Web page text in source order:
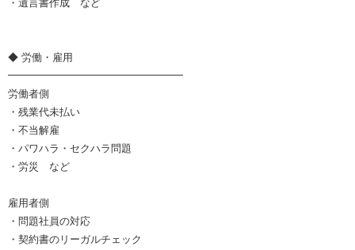
・遺言書作成 など
◆ 労働・雇用
━━━━━━━━━━━━━━━━━
労働者側
・残業代未払い
・不当解雇
・パワハラ・セクハラ問題
・労災 など
雇用者側
・問題社員の対応
・契約書のリーガルチェック